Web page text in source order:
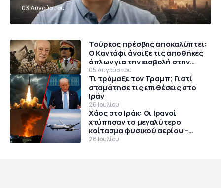
03 Αυγούστου
Τούρκος πρέσβης αποκαλύπτει:
Ο Καντάφι άνοιξε τις αποθήκες
όπλων για την εισβολή στην
Κύπρο το 1974
05 Αυγούστου
Τι τρόμαξε τον Τραμπ; Γιατί
σταμάτησε τις επιθέσεις στο
Ιράν
26 Ιουλίου
Χάος στο Ιράκ: Οι Ιρανοί
χτύπησαν το μεγαλύτερο
κοίτασμα φυσικού αερίου –
Θρίλερ με αμερικανικό MQ-9
28 Ιουλίου